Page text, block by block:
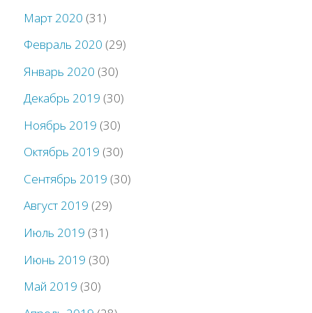
Март 2020 (31)
Февраль 2020 (29)
Январь 2020 (30)
Декабрь 2019 (30)
Ноябрь 2019 (30)
Октябрь 2019 (30)
Сентябрь 2019 (30)
Август 2019 (29)
Июль 2019 (31)
Июнь 2019 (30)
Май 2019 (30)